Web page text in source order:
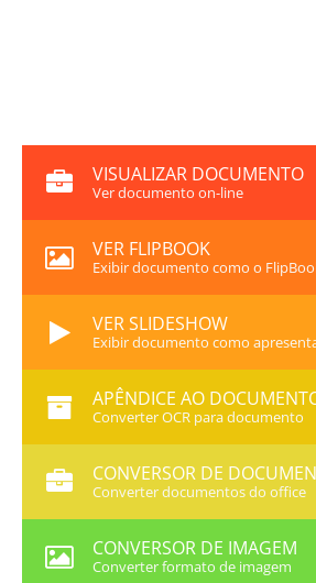
VISUALIZAR DOCUMENTO
Ver documento on-line
VER FLIPBOOK
Exibir documento como o
VER SLIDESHOW
Exibir documento como
APÊNDICE AO
Converter OCR para documento
CONVERSOR DE
Converter documentos do office
CONVERSOR DE IMAGEM
Converter formato de imagem